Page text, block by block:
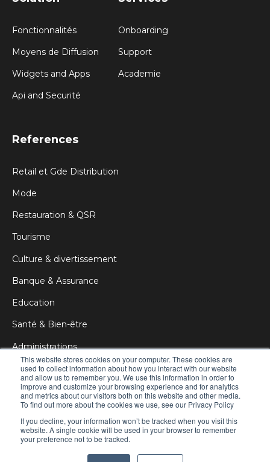
This website stores cookies on your computer. These cookies are
used to collect information about how you interact with our website
and allow us to remember you. We use this information in order to
improve and customize your browsing experience and for analytics
and metrics about our visitors both on this website and other media.
To find out more about the cookies we use, see our Privacy Policy
If you decline, your information won’t be tracked when you visit this
website. A single cookie will be used in your browser to remember
your preference not to be tracked.
Fonctionnalités
Moyens de Diffusion
Widgets and Apps
Api and Securité
Onboarding
Support
Academie
References
Retail et Gde Distribution
Mode
Restauration & QSR
Tourisme
Culture & divertissement
Banque & Assurance
Education
Santé & Bien-être
Administrations
Corporate
Publicité & DOOH
© 2021 Manganelli Digital Signage